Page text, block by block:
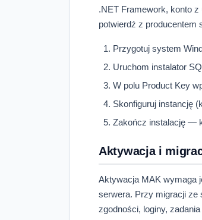
.NET Framework, konto
potwierdź z producentem
Przygotuj system
Uruchom instalator
W polu Product Key
Skonfiguruj instancję
Zakończ instalację —
Aktywacja i
Aktywacja MAK wymaga
serwera. Przy migracji ze
zgodności, loginy,